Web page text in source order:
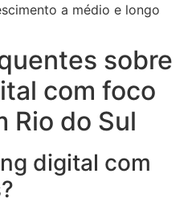
a médio e longo
sobre
com foco
Rio do Sul
digital com